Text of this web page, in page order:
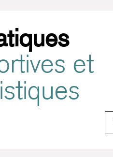
et